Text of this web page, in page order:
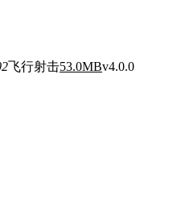
飞行射击53.0MBv4.0.0